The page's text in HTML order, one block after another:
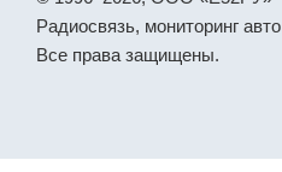
Радиосвязь, мониторинг авто
Все права защищены.